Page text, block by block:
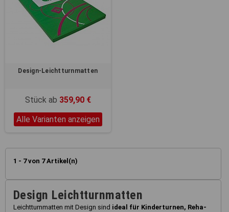
Design-Leichtturnmatten
Stück ab 359,90 €
Alle Varianten anzeigen
1 - 7 von 7 Artikel(n)
Design Leichtturnmatten
Leichtturnmatten mit Design sind ideal für Kinderturnen, Reha-